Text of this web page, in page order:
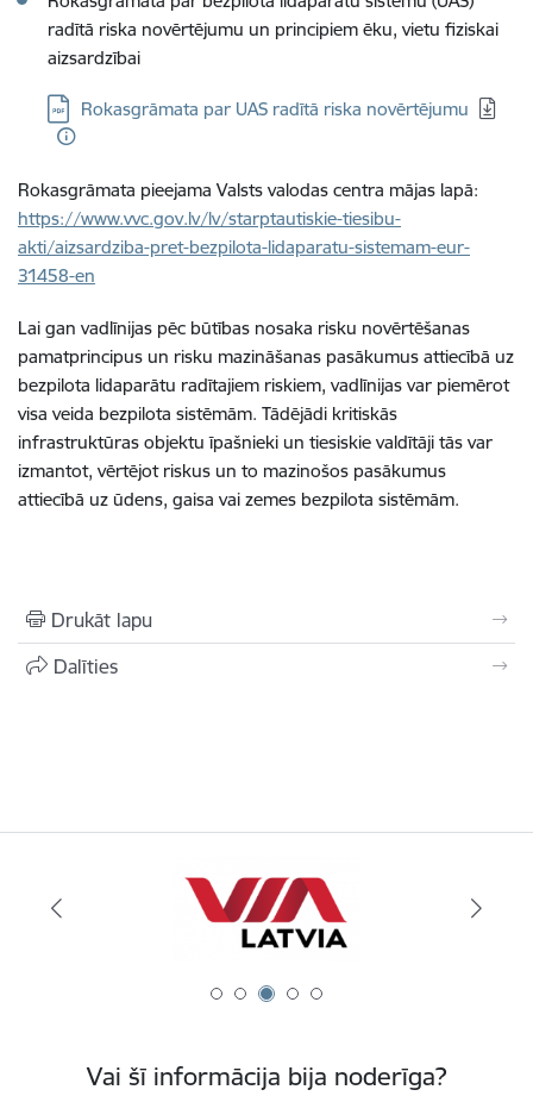
radītā riska novērtējumu un principiem ēku, vietu fiziskai
aizsardzībai
Lejupielādēt:
Rokasgrāmata par UAS radītā riska novērtējumu
Rokasgrāmata pieejama Valsts valodas centra mājas lapā:
https://www.vvc.gov.lv/lv/starptautiskie-tiesibu-
akti/aizsardziba-pret-bezpilota-lidaparatu-sistemam-eur-
31458-en
Lai gan vadlīnijas pēc būtības nosaka risku novērtēšanas
pamatprincipus un risku mazināšanas pasākumus attiecībā uz
bezpilota lidaparātu radītajiem riskiem, vadlīnijas var piemērot
visa veida bezpilota sistēmām. Tādējādi kritiskās
infrastruktūras objektu īpašnieki un tiesiskie valdītāji tās var
izmantot, vērtējot riskus un to mazinošos pasākumus
attiecībā uz ūdens, gaisa vai zemes bezpilota sistēmām.
Drukāt lapu
Dalīties
Vai šī informācija bija noderīga?